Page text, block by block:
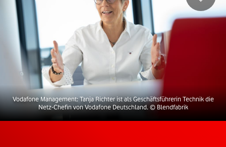
Vodafone Management: Tanja Richter ist als Geschäftsführerin Technik die
Netz-Chefin von Vodafone Deutschland. © Blendfabrik